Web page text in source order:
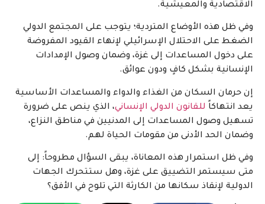
الاقتصادية والمعيشية.
وفي ظل هذه الأوضاع المتردية؛ يتوجب على المجتمع الدولي
الضغط على الاحتلال الإسرائيلي لإنهاء القيود المفروضة
على دخول المساعدات إلى غزة، وضمان وصول الإمدادات
الإنسانية بشكل كافٍ ودون عوائق.
إن حرمان السكان من الغذاء والدواء والمساعدات الأساسية
يعد انتهاكاً للقانون الدولي الإنساني، الذي ينص على ضرورة
تسهيل وصول المساعدات إلى المدنيين في مناطق النزاع،
وضمان الحد الأدنى من مقومات الحياة لهم.
وفي ظل استمرار هذه المعاناة، يبقى السؤال مطروحاً: إلى
متى سيستمر التضييق على غزة، وهل ستتحرك الجهات
الدولية لإنقاذ سكانها من الكارثة التي تلوح في الأفق؟